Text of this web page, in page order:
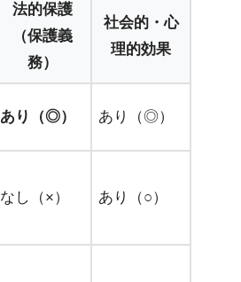
法的保護
（保護義
務）
社会的・心
理的効果
あり（◎） あり（◎）
なし（×） あり（○）